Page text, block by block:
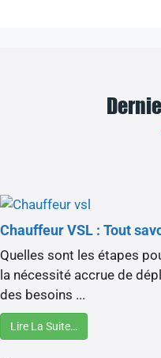
Chauffeur VSL : Tout
Quelles sont les étapes
la nécessité accrue de
des besoins ...
Lire La Suite…